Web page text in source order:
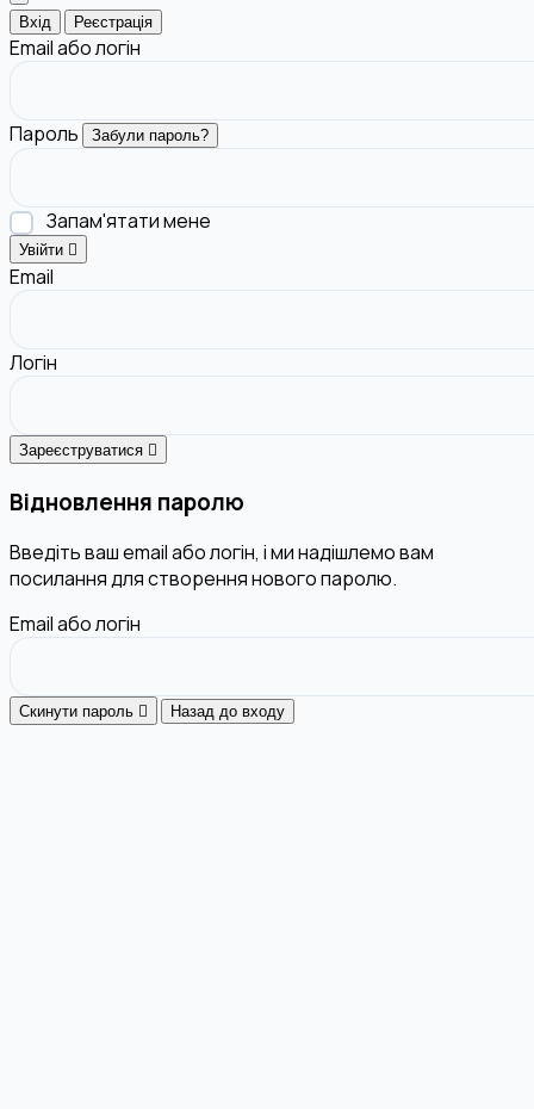
Вхід Реєстрація
Email або логін
Пароль Забули пароль?
Запам'ятати мене
Увійти
Email
Логін
Зареєструватися
Відновлення паролю
Введіть ваш email або логін, і ми надішлемо вам
посилання для створення нового паролю.
Email або логін
Скинути пароль Назад до входу